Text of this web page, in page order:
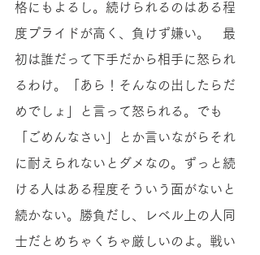
格にもよるし。続けられるのはある程
度プライドが高く、負けず嫌い。　最
初は誰だって下手だから相手に怒られ
るわけ。「あら！そんなの出したらだ
めでしょ」と言って怒られる。でも
「ごめんなさい」とか言いながらそれ
に耐えられないとダメなの。ずっと続
ける人はある程度そういう面がないと
続かない。勝負だし、レベル上の人同
士だとめちゃくちゃ厳しいのよ。戦い